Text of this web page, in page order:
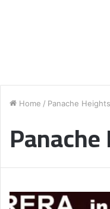
Home / Panache Heights